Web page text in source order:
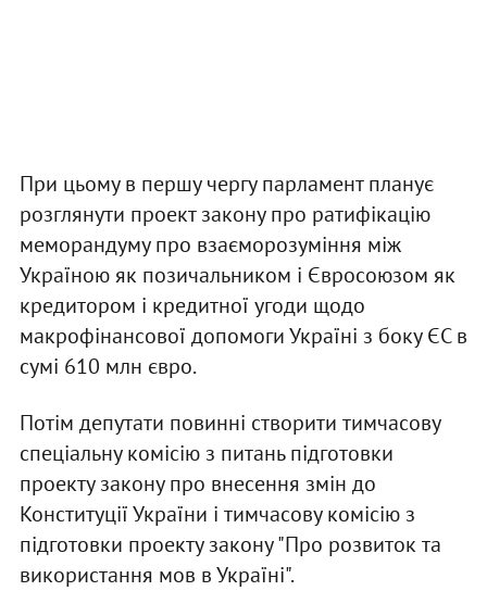
При цьому в першу чергу парламент планує
розглянути проект закону про ратифікацію
меморандуму про взаєморозуміння між
Україною як позичальником і Євросоюзом як
кредитором і кредитної угоди щодо
макрофінансової допомоги Україні з боку ЄС в
сумі 610 млн євро.
Потім депутати повинні створити тимчасову
спеціальну комісію з питань підготовки
проекту закону про внесення змін до
Конституції України і тимчасову комісію з
підготовки проекту закону "Про розвиток та
використання мов в Україні".